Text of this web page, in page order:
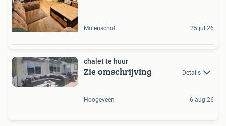
Molenschot 25 jul 26
chalet te huur
Zie omschrijving Details
Hoogeveen 6 aug 26